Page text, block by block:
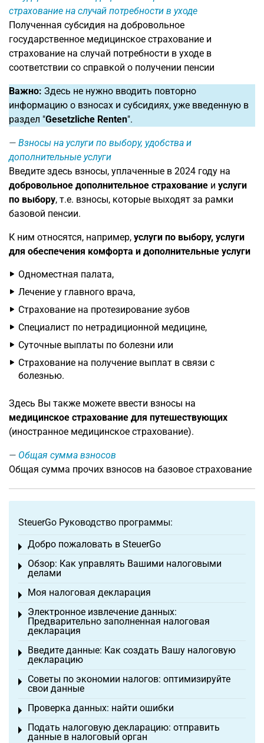
страхование на случай потребности в уходе
Полученная субсидия на добровольное
государственное медицинское страхование и
страхование на случай потребности в уходе в
соответствии со справкой о получении пенсии
Важно: Здесь не нужно вводить повторно
информацию о взносах и субсидиях, уже введенную в
раздел "Gesetzliche Renten".
Взносы на услуги по выбору, удобства и
дополнительные услуги
Введите здесь взносы, уплаченные в 2024 году на
добровольное дополнительное страхование и услуги
по выбору, т.е. взносы, которые выходят за рамки
базовой пенсии.
К ним относятся, например, услуги по выбору, услуги
для обеспечения комфорта и дополнительные услуги
Одноместная палата,
Лечение у главного врача,
Страхование на протезирование зубов
Специалист по нетрадиционной медицине,
Суточные выплаты по болезни или
Страхование на получение выплат в связи с
болезнью.
Здесь Вы также можете ввести взносы на
медицинское страхование для путешествующих
(иностранное медицинское страхование).
Общая сумма взносов
Общая сумма прочих взносов на базовое страхование
SteuerGo Руководство программы:
Добро пожаловать в SteuerGo
Toggle menu
Обзор: Как управлять Вашими налоговыми
делами
Toggle menu
Моя налоговая декларация
Toggle menu
Электронное извлечение данных:
Предварительно заполненная налоговая
декларация
Toggle menu
Введите данные: Как создать Вашу налоговую
декларацию
Toggle menu
Советы по экономии налогов: оптимизируйте
свои данные
Toggle menu
Проверка данных: найти ошибки
Toggle menu
Подать налоговую декларацию: отправить
данные в налоговый орган
Toggle menu